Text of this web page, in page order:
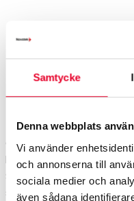
Samtycke
Denna webbplats
Vi använder
och annonserna till
sociala medier och
även sådana
OPC är idag den
kommunikation, och
Sömlös kommunikation
system är grunden för